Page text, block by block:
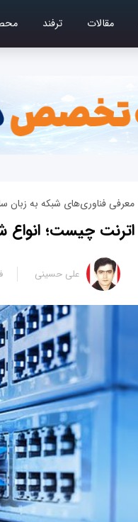
مقالات ترفند
معرفی فناوری‌های شبکه به زبان
اترنت چیست؛ انواع
علی حسینی